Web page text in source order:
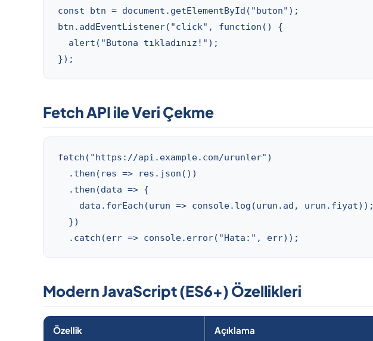
const btn = document.getElementById("buton");
btn.addEventListener("click", function() {
  alert("Butona tıkladınız!");
});
Fetch API ile Veri Çekme
fetch("https://api.example.com/urunler")
  .then(res => res.json())
  .then(data => {
    data.forEach(urun => console.log(urun.ad, urun.fiyat));
  })
  .catch(err => console.error("Hata:", err));
Modern JavaScript (ES6+) Özellikleri
Özellik Açıklama